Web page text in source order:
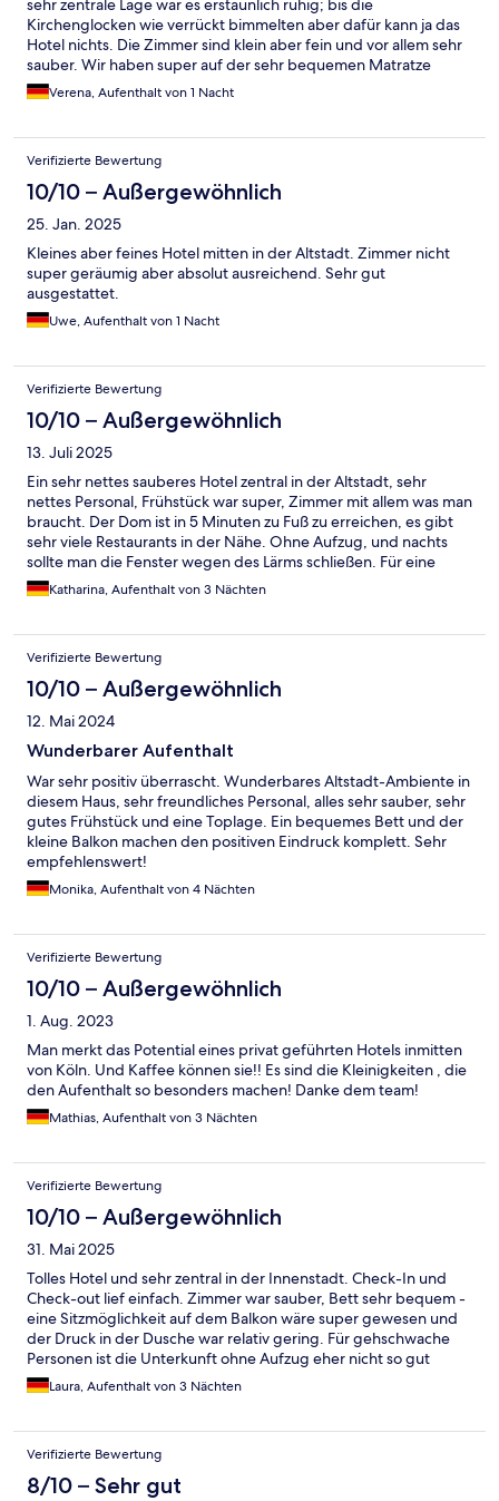
sehr zentrale Lage war es erstaunlich ruhig; bis die
Kirchenglocken wie verrückt bimmelten aber dafür kann ja das
Hotel nichts. Die Zimmer sind klein aber fein und vor allem sehr
sauber. Wir haben super auf der sehr bequemen Matratze
geschlafen.
Verena, Aufenthalt von 1 Nacht
Verifizierte Bewertung
10/10 – Außergewöhnlich
25. Jan. 2025
Kleines aber feines Hotel mitten in der Altstadt. Zimmer nicht
super geräumig aber absolut ausreichend. Sehr gut
ausgestattet.
Uwe, Aufenthalt von 1 Nacht
Verifizierte Bewertung
10/10 – Außergewöhnlich
13. Juli 2025
Ein sehr nettes sauberes Hotel zentral in der Altstadt, sehr
nettes Personal, Frühstück war super, Zimmer mit allem was man
braucht. Der Dom ist in 5 Minuten zu Fuß zu erreichen, es gibt
sehr viele Restaurants in der Nähe. Ohne Aufzug, und nachts
sollte man die Fenster wegen des Lärms schließen. Für eine
städtetrip nach Köln toll !
Katharina, Aufenthalt von 3 Nächten
Verifizierte Bewertung
10/10 – Außergewöhnlich
12. Mai 2024
Wunderbarer Aufenthalt
War sehr positiv überrascht. Wunderbares Altstadt-Ambiente in
diesem Haus, sehr freundliches Personal, alles sehr sauber, sehr
gutes Frühstück und eine Toplage. Ein bequemes Bett und der
kleine Balkon machen den positiven Eindruck komplett. Sehr
empfehlenswert!
Monika, Aufenthalt von 4 Nächten
Verifizierte Bewertung
10/10 – Außergewöhnlich
1. Aug. 2023
Man merkt das Potential eines privat geführten Hotels inmitten
von Köln. Und Kaffee können sie!! Es sind die Kleinigkeiten , die
den Aufenthalt so besonders machen! Danke dem team!
Mathias, Aufenthalt von 3 Nächten
Verifizierte Bewertung
10/10 – Außergewöhnlich
31. Mai 2025
Tolles Hotel und sehr zentral in der Innenstadt. Check-In und
Check-out lief einfach. Zimmer war sauber, Bett sehr bequem -
eine Sitzmöglichkeit auf dem Balkon wäre super gewesen und
der Druck in der Dusche war relativ gering. Für gehschwache
Personen ist die Unterkunft ohne Aufzug eher nicht so gut
geeignet. Alles in allem würde ich aber wiederkommen.
Laura, Aufenthalt von 3 Nächten
Verifizierte Bewertung
8/10 – Sehr gut